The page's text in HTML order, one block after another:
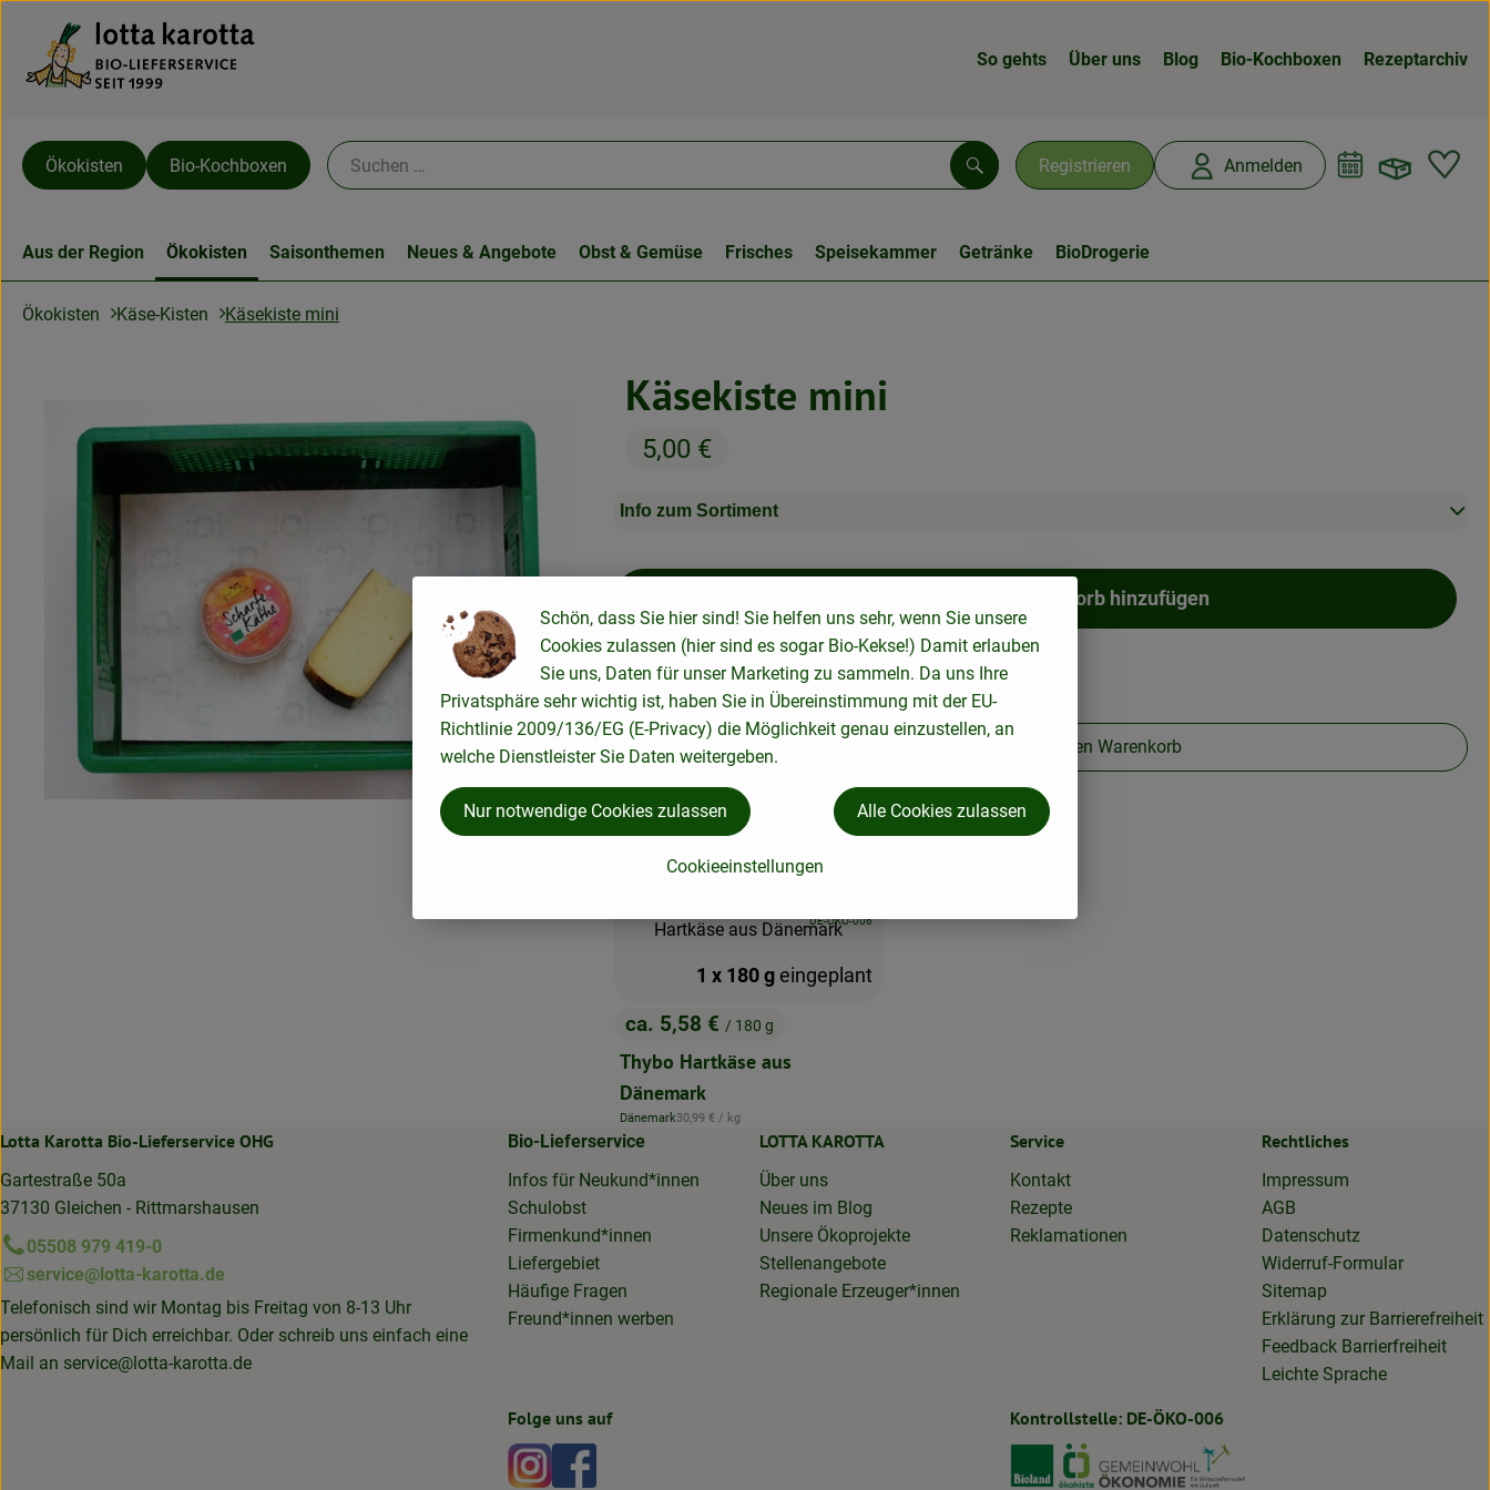
So gehts Über uns Blog Bio-Kochboxen Rezeptarchiv
Registrieren Anmelden
Suchen
Ökokisten Bio-Kochboxen
Aus der Region Ökokisten Saisonthemen Neues & Angebote Obst & Gemüse Frisches Speisekammer Getränke BioDrogerie
Ökokisten Käse-Kisten Käsekiste mini
Käsekiste mini
5,00 €
Info zum Sortiment
Kiste zum Warenkorb hinzufügen
Kiste zum Warenkorb hinzufügen
Stück
Alle Artikel einzeln in den Warenkorb
Diese Artikel sind zum Liefertermin geplant.
, Preis:
ca. 5,58 € / 180 g
Thybo Hartkäse aus
Dänemark
, Herkunft:
Dänemark, Referenzpreis:
30,99 € / kg
1 x 180 g eingeplant
, Kontrollstelle:
DE-ÖKO-006
Lotta Karotta Bio-Lieferservice OHG
Gartestraße 50a
37130 Gleichen - Rittmarshausen
05508 979 419-0
service@lotta-karotta.de
Telefonisch sind wir Montag bis Freitag von 8-13 Uhr
persönlich für Dich erreichbar. Oder schreib uns einfach eine
Mail an service@lotta-karotta.de
Bio-Lieferservice
Infos für Neukund*innen
Schulobst
Firmenkund*innen
Liefergebiet
Häufige Fragen
Freund*innen werben
LOTTA KAROTTA
Über uns
Neues im Blog
Unsere Ökoprojekte
Stellenangebote
Regionale Erzeuger*innen
Service
Kontakt
Rezepte
Reklamationen
Rechtliches
Impressum
AGB
Datenschutz
Widerruf-Formular
Sitemap
Erklärung zur Barrierefreiheit
Feedback Barrierfreiheit
Leichte Sprache
Folge uns auf
Externer Link zu https://www.instagram.com/lottakarottabiolieferservice
Externer Link zu https://www.facebook.com/lottakarotta.biolieferservice
Kontrollstelle: DE-ÖKO-006
Externer Link zu https://www.bioland.de
Externer Link zu https://www.oekokiste.de
Schön, dass Sie hier sind! Sie helfen uns sehr, wenn Sie unsere
Cookies zulassen (hier sind es sogar Bio-Kekse!) Damit erlauben
Sie uns, Daten für unser Marketing zu sammeln. Da uns Ihre
Privatsphäre sehr wichtig ist, haben Sie in Übereinstimmung mit der EU-
Richtlinie 2009/136/EG (E-Privacy) die Möglichkeit genau einzustellen, an
welche Dienstleister Sie Daten weitergeben.
Cookieeinstellungen
Nur notwendige Cookies zulassen Alle Cookies zulassen